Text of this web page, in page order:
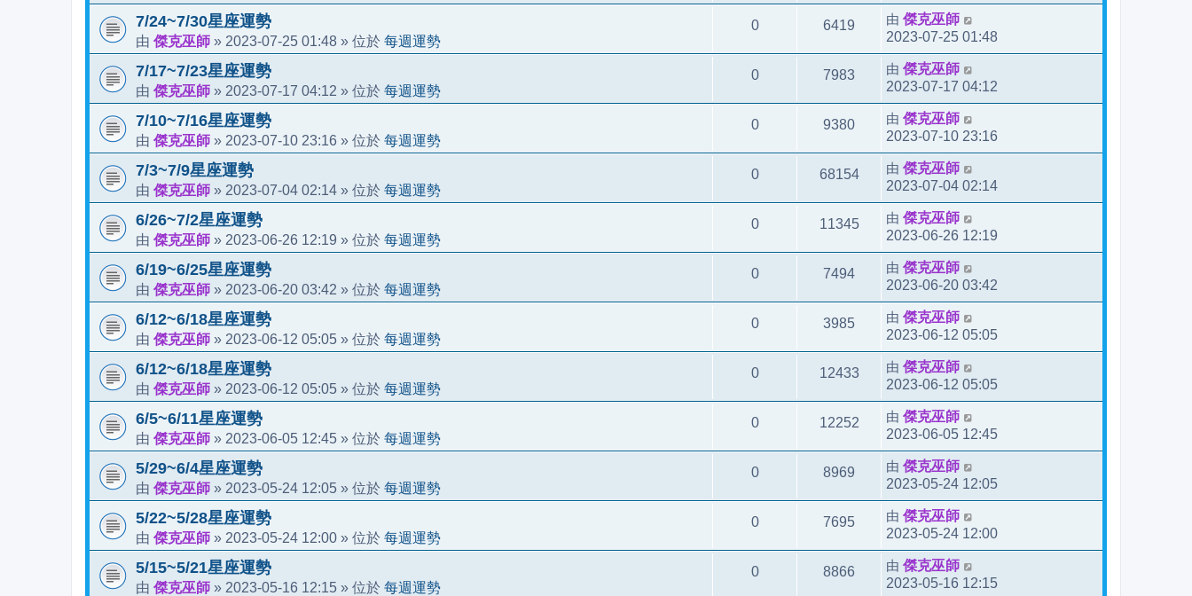
7/24~7/30星座運勢
由 傑克巫師 » 2023-07-25 01:48 » 位於 每週運勢
0 6419 由 傑克巫師
2023-07-25 01:48
7/17~7/23星座運勢
由 傑克巫師 » 2023-07-17 04:12 » 位於 每週運勢
0 7983 由 傑克巫師
2023-07-17 04:12
7/10~7/16星座運勢
由 傑克巫師 » 2023-07-10 23:16 » 位於 每週運勢
0 9380 由 傑克巫師
2023-07-10 23:16
7/3~7/9星座運勢
由 傑克巫師 » 2023-07-04 02:14 » 位於 每週運勢
0 68154 由 傑克巫師
2023-07-04 02:14
6/26~7/2星座運勢
由 傑克巫師 » 2023-06-26 12:19 » 位於 每週運勢
0 11345 由 傑克巫師
2023-06-26 12:19
6/19~6/25星座運勢
由 傑克巫師 » 2023-06-20 03:42 » 位於 每週運勢
0 7494 由 傑克巫師
2023-06-20 03:42
6/12~6/18星座運勢
由 傑克巫師 » 2023-06-12 05:05 » 位於 每週運勢
0 3985 由 傑克巫師
2023-06-12 05:05
6/12~6/18星座運勢
由 傑克巫師 » 2023-06-12 05:05 » 位於 每週運勢
0 12433 由 傑克巫師
2023-06-12 05:05
6/5~6/11星座運勢
由 傑克巫師 » 2023-06-05 12:45 » 位於 每週運勢
0 12252 由 傑克巫師
2023-06-05 12:45
5/29~6/4星座運勢
由 傑克巫師 » 2023-05-24 12:05 » 位於 每週運勢
0 8969 由 傑克巫師
2023-05-24 12:05
5/22~5/28星座運勢
由 傑克巫師 » 2023-05-24 12:00 » 位於 每週運勢
0 7695 由 傑克巫師
2023-05-24 12:00
5/15~5/21星座運勢
由 傑克巫師 » 2023-05-16 12:15 » 位於 每週運勢
0 8866 由 傑克巫師
2023-05-16 12:15